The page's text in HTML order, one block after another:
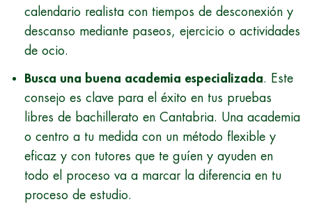
calendario realista con tiempos de desconexión y
descanso mediante paseos, ejercicio o actividades
de ocio.
Busca una buena academia especializada. Este
consejo es clave para el éxito en tus pruebas
libres de bachillerato en Cantabria. Una academia
o centro a tu medida con un método flexible y
eficaz y con tutores que te guíen y ayuden en
todo el proceso va a marcar la diferencia en tu
proceso de estudio.